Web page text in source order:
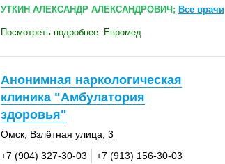
УТКИН АЛЕКСАНДР АЛЕКСАНДРОВИЧ; Все врачи
Посмотреть подробнее: Евромед
Анонимная наркологическая
клиника "Амбулатория
здоровья"
Омск, Взлётная улица, 3
+7 (904) 327-30-03
+7 (913) 156-30-03